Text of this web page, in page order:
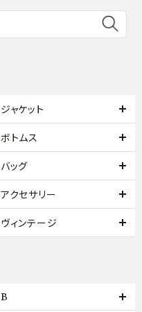
ジャケット
ボトムス
バッグ
アクセサリー
ヴィンテージ
B